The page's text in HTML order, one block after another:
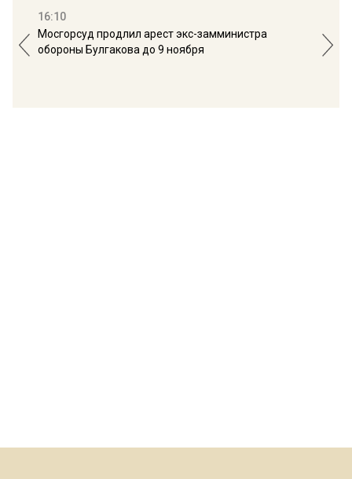
16:10
Мосгорсуд продлил арест экс-замминистра
обороны Булгакова до 9 ноября